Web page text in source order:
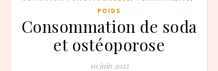
POIDS
Consommation de soda
et ostéoporose
10 juin 2022